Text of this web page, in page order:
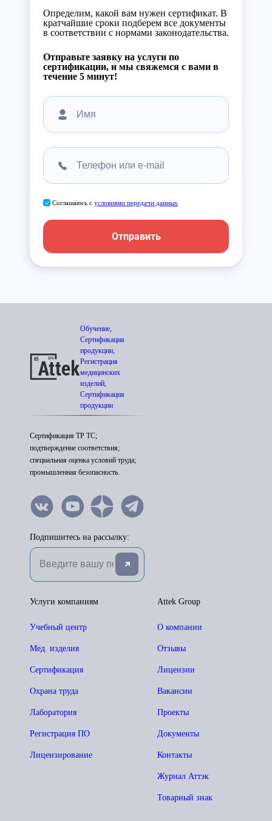
Определим, какой вам нужен сертификат. В
кратчайшие сроки подберем все документы
в соответствии с нормами законодательства.
Отправьте заявку на услуги по
сертификации, и мы свяжемся с вами в
течение 5 минут!
Соглашаюсь с условиями передачи данных
Отправить
Обучение,
Сертификация
продукции,
Регистрация
медицинских
изделий,
Сертификация
продукции
Сертификация ТР ТС;
подтверждение соответствия;
специальная оценка условий труда;
промышленная безопасность.
Подпишитесь на рассылку:
Attek Group
О компании
Отзывы
Лицензии
Вакансии
Проекты
Документы
Контакты
Журнал Аттэк
Товарный знак
Услуги компаниям
Учебный центр
Мед. изделия
Сертификация
Охрана труда
Лаборатория
Регистрация ПО
Лицензирование